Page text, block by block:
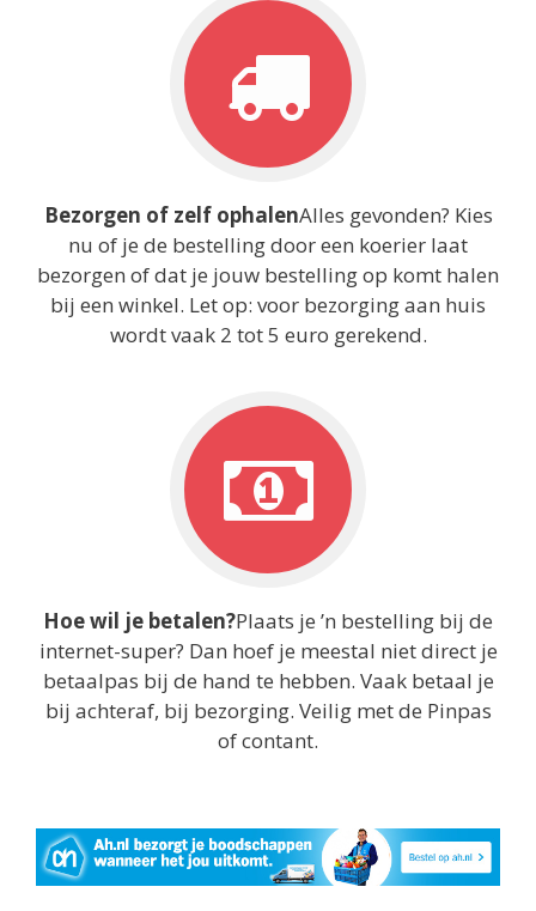
Bezorgen of zelf ophalenAlles gevonden? Kies
nu of je de bestelling door een koerier laat
bezorgen of dat je jouw bestelling op komt halen
bij een winkel. Let op: voor bezorging aan huis
wordt vaak 2 tot 5 euro gerekend.
Hoe wil je betalen?Plaats je ’n bestelling bij de
internet-super? Dan hoef je meestal niet direct je
betaalpas bij de hand te hebben. Vaak betaal je
bij achteraf, bij bezorging. Veilig met de Pinpas
of contant.